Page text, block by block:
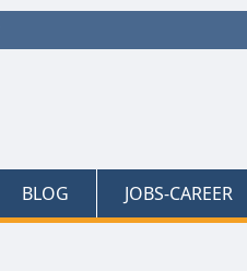
BLOG JOBS-CAREER